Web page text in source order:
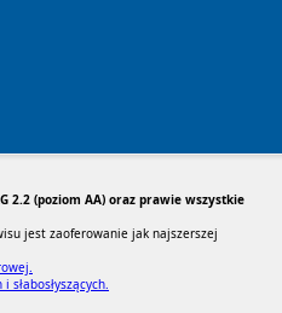
2.2 (poziom AA) oraz prawie wszystkie
jest zaoferowanie jak najszerszej
i słabosłyszących.